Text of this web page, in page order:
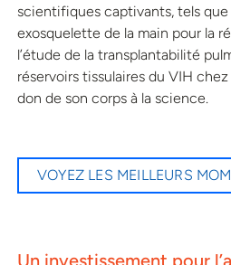
scientifiques captivants, tels que
exosquelette de la main pour la
l’étude de la transplantabilité
réservoirs tissulaires du VIH
don de son corps à la science.
VOYEZ LES MEILLEURS